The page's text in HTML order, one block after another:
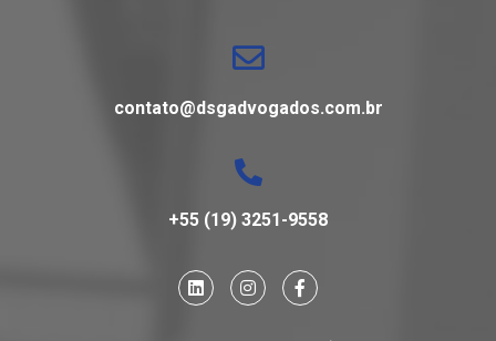
contato@dsgadvogados.com.br
+55 (19) 3251-9558